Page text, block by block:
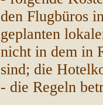
den Flugbüros
geplanten
nicht in dem in
sind; die
- die Regeln